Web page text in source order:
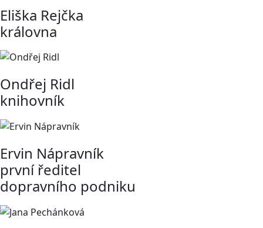
Eliška Rejčka
královna
Ondřej Ridl
knihovník
Ervin Nápravník
první ředitel
dopravního podniku